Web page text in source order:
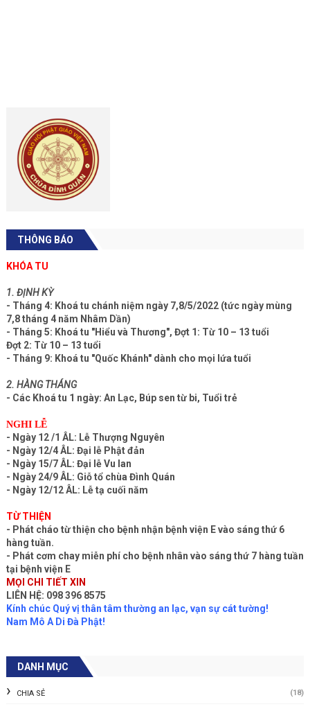
THÔNG BÁO
KHÓA TU
1. ĐỊNH KỲ
- Tháng 4: Khoá tu chánh niệm ngày 7,8/5/2022 (tức ngày mùng
7,8 tháng 4 năm Nhâm Dần)
- Tháng 5: Khoá tu "Hiểu và Thương", Đợt 1: Từ 10 – 13 tuổi
Đợt 2: Từ 10 – 13 tuổi
- Tháng 9: Khoá tu "Quốc Khánh" dành cho mọi lứa tuổi
2. HÀNG THÁNG
- Các Khoá tu 1 ngày: An Lạc, Búp sen từ bi, Tuổi trẻ
NGHI LỄ
- Ngày 12 /1 ÂL: Lễ Thượng Nguyên
- Ngày 12/4 ÂL: Đại lễ Phật đản
- Ngày 15/7 ÂL: Đại lễ Vu lan
- Ngày 24/9 ÂL: Giỗ tổ chùa Đình Quán
- Ngày 12/12 ÂL: Lễ tạ cuối năm
TỪ THIỆN
- Phát cháo từ thiện cho bệnh nhận bệnh viện E vào sáng thứ 6
hàng tuần.
- Phát cơm chay miễn phí cho bệnh nhân vào sáng thứ 7 hàng tuần
tại bệnh viện E
MỌI CHI TIẾT XIN
LIÊN HỆ: 098 396 8575
Kính chúc Quý vị thân tâm thường an lạc, vạn sự cát tường!
Nam Mô A Di Đà Phật!
DANH MỤC
CHIA SẺ (18)